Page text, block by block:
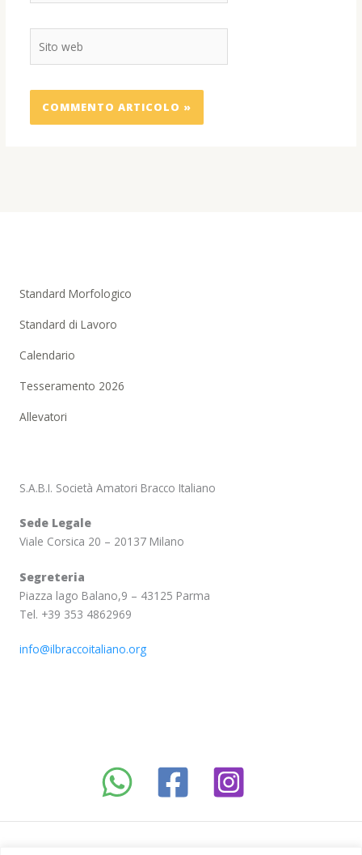
web
Standard Morfologico
Standard di Lavoro
Calendario
Tesseramento 2026
Allevatori
S.A.B.I. Società Amatori Bracco Italiano
Sede Legale
Viale Corsica 20 – 20137 Milano
Segreteria
Piazza lago Balano,9 – 43125 Parma
Tel. +39 353 4862969
info@ilbraccoitaliano.org